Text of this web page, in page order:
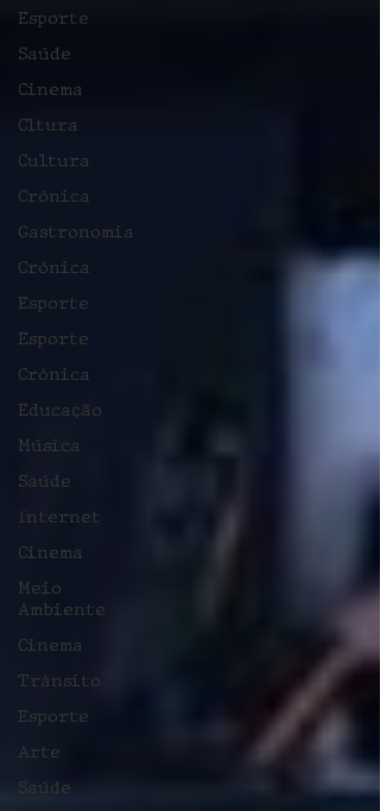
Esporte
Saúde
Cinema
Cltura
Cultura
Crônica
Gastronomia
Crônica
Esporte
Esporte
Crônica
Educação
Música
Saúde
Internet
Cinema
Meio
Ambiente
Cinema
Trânsito
Esporte
Arte
Saúde